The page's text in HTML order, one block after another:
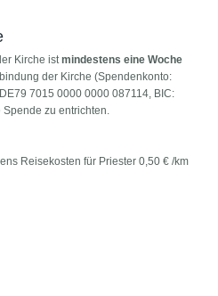
Kirche istmindestens eine Woche
der Kirche (Spendenkonto:
7015 0000 0000 087114, BIC:
zu entrichten.
Reisekosten für Priester 0,50 € /km